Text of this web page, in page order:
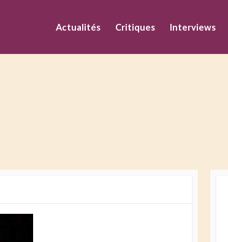
Actualités Critiques Interviews